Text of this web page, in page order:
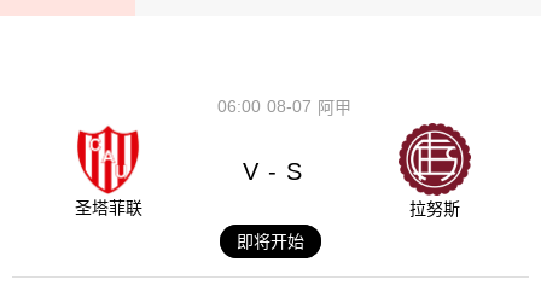
08-07
06:00 阿甲
圣塔菲联
V - S
拉努斯
即将开始